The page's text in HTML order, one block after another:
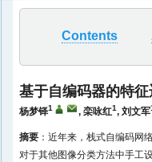
Contents
基于自编码器的特
杨梦铎1 , 栾咏红1, 刘文军
摘要 ：近年来，栈式自编码网
对于其他图像分类方法中手工